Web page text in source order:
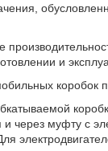
и
коробок
через муфту с